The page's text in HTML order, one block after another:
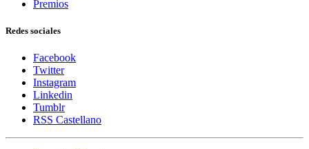
Premios
Redes sociales
Facebook
Twitter
Instagram
Linkedin
Tumblr
RSS Castellano